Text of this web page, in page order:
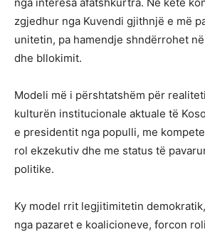
zgjedhur nga Kuvendi gjithnjë e më
unitetin, pa hamendje shndërrohet
dhe bllokimit.
Modeli më i përshtatshëm për
kulturën institucionale aktuale të
e presidentit nga populli, me
rol ekzekutiv dhe me status të
politike.
Ky model rrit legjitimitetin
nga pazaret e koalicioneve, forcon